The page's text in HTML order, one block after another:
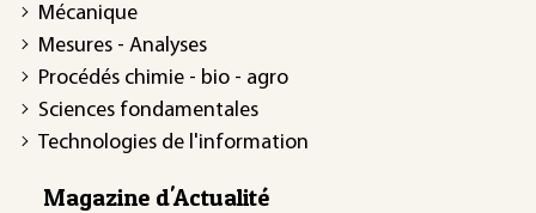
Mécanique
Mesures - Analyses
Procédés chimie - bio - agro
Sciences fondamentales
Technologies de l'information
Magazine d'Actualité